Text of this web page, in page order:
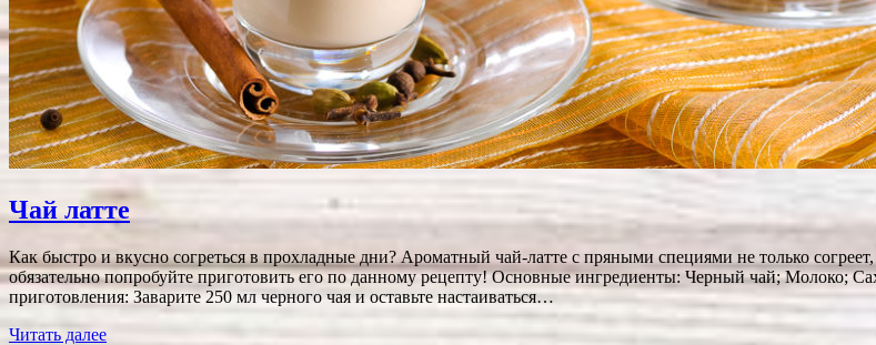
Чай латте
Как быстро и вкусно согреться в прохладные дни? Ароматный чай-латте с пряными специями не только
обязательно попробуйте приготовить его по данному рецепту! Основные ингредиенты: Черный чай;
приготовления: Заварите 250 мл черного чая и оставьте настаиваться…
Читать далее